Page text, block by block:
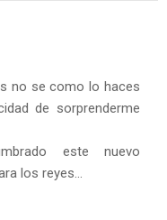
no se como lo haces
de sorprenderme
este nuevo
los reyes...